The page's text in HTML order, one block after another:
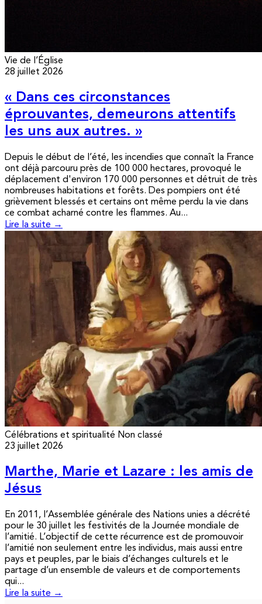
Vie de l’Église
28 juillet 2026
« Dans ces circonstances
éprouvantes, demeurons attentifs
les uns aux autres. »
Depuis le début de l’été, les incendies que connaît la France
ont déjà parcouru près de 100 000 hectares, provoqué le
déplacement d'environ 170 000 personnes et détruit de très
nombreuses habitations et forêts. Des pompiers ont été
grièvement blessés et certains ont même perdu la vie dans
ce combat acharné contre les flammes. Au...
Lire la suite →
Célébrations et spiritualité Non classé
23 juillet 2026
Marthe, Marie et Lazare : les amis de
Jésus
En 2011, l’Assemblée générale des Nations unies a décrété
pour le 30 juillet les festivités de la Journée mondiale de
l’amitié. L’objectif de cette récurrence est de promouvoir
l’amitié non seulement entre les individus, mais aussi entre
pays et peuples, par le biais d’échanges culturels et le
partage d’un ensemble de valeurs et de comportements
qui...
Lire la suite →